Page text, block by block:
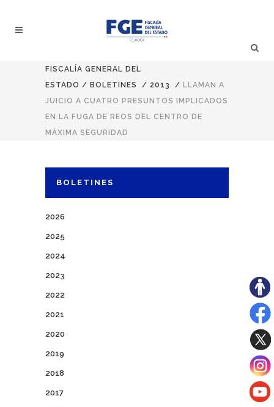
FISCALÍA GENERAL DEL
ESTADO / BOLETINES / 2013 / LLAMAN A
JUICIO A CUATRO PRESUNTOS IMPLICADOS
EN LA FUGA DE REOS DEL CENTRO DE
MÁXIMA SEGURIDAD
BOLETINES
2026
2025
2024
2023
2022
2021
2020
2019
2018
2017